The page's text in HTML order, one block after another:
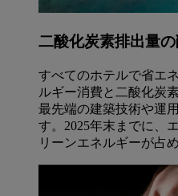
二酸化炭素排出量
すべてのホテルで省エ
ルギー消費と二酸化炭
最先端の建築技術や運
す。2025年末までに、
リーンエネルギーが占